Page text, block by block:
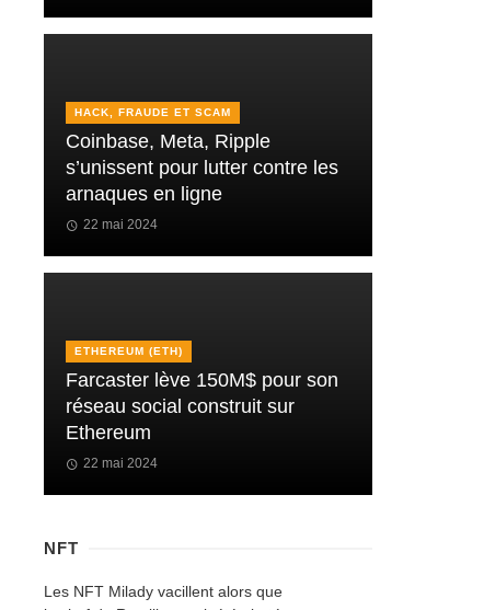
HACK, FRAUDE ET SCAM
Coinbase, Meta, Ripple
s’unissent pour lutter contre les
arnaques en ligne
22 mai 2024
ETHEREUM (ETH)
Farcaster lève 150M$ pour son
réseau social construit sur
Ethereum
22 mai 2024
NFT
Les NFT Milady vacillent alors que